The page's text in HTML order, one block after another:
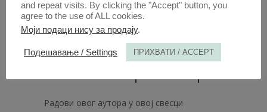
Радови овог аутора у овој свесци
and repeat visits. By clicking the "Accept" button, you
agree to the use of ALL cookies.
Моји подаци нису за продају.
Подешавање / Settings ПРИХВАТИ / ACCEPT